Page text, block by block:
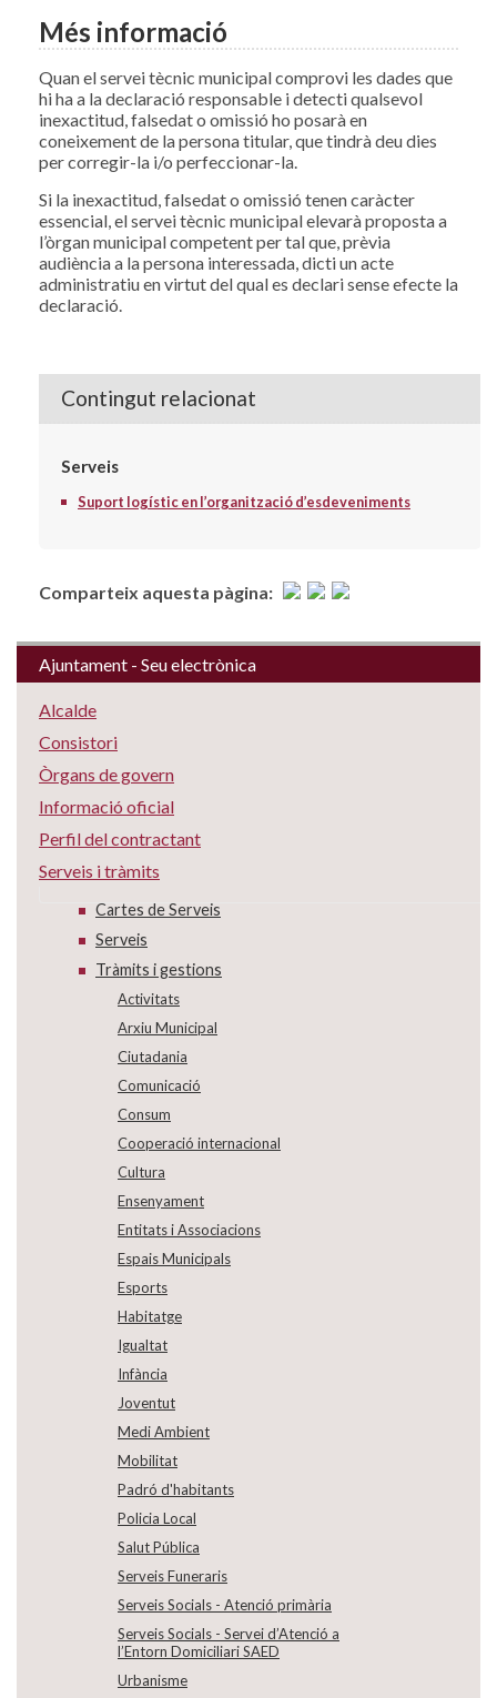
Més informació
Quan el servei tècnic municipal comprovi les dades que
hi ha a la declaració responsable i detecti qualsevol
inexactitud, falsedat o omissió ho posarà en
coneixement de la persona titular, que tindrà deu dies
per corregir-la i/o perfeccionar-la.
Si la inexactitud, falsedat o omissió tenen caràcter
essencial, el servei tècnic municipal elevarà proposta a
l’òrgan municipal competent per tal que, prèvia
audiència a la persona interessada, dicti un acte
administratiu en virtut del qual es declari sense efecte la
declaració.
Contingut relacionat
Serveis
Suport logístic en l’organització d’esdeveniments
Comparteix aquesta pàgina:
Ajuntament - Seu electrònica
Alcalde
Consistori
Òrgans de govern
Informació oficial
Perfil del contractant
Serveis i tràmits
Cartes de Serveis
Serveis
Tràmits i gestions
Activitats
Arxiu Municipal
Ciutadania
Comunicació
Consum
Cooperació internacional
Cultura
Ensenyament
Entitats i Associacions
Espais Municipals
Esports
Habitatge
Igualtat
Infància
Joventut
Medi Ambient
Mobilitat
Padró d'habitants
Policia Local
Salut Pública
Serveis Funeraris
Serveis Socials - Atenció primària
Serveis Socials - Servei d’Atenció a
l’Entorn Domiciliari SAED
Urbanisme